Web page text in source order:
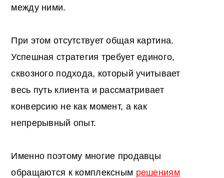
между ними.
При этом отсутствует общая картина.
Успешная стратегия требует единого,
сквозного подхода, который учитывает
весь путь клиента и рассматривает
конверсию не как момент, а как
непрерывный опыт.
Именно поэтому многие продавцы
обращаются к комплексным решениям